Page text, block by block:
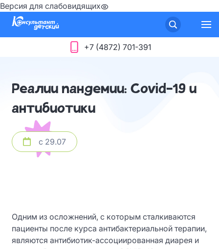
Версия для слабовидящих
+7 (4872) 701-391
Реалии пандемии: Covid-19 и
антибиотики
с 29.07
Одним из осложнений, с которым сталкиваются
пациенты после курса антибактериальной терапии,
являются антибиотик-ассоциированная диарея и